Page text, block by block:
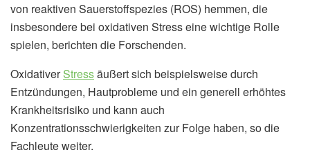
von reaktiven Sauerstoffspezies (ROS) hemmen, die
insbesondere bei oxidativen Stress eine wichtige Rolle
spielen, berichten die Forschenden.
OxidativerStressäußert sich beispielsweise durch
Entzündungen, Hautprobleme und ein generell erhöhtes
Krankheitsrisiko und kann auch
Konzentrationsschwierigkeiten zur Folge haben, so die
Fachleute weiter.